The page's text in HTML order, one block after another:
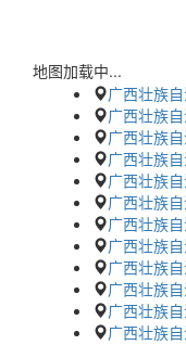
地图加载中...
广西壮族
广西壮族
广西壮族
广西壮族
广西壮族
广西壮族
广西壮族
广西壮族
广西壮族
广西壮族
广西壮族
广西壮族